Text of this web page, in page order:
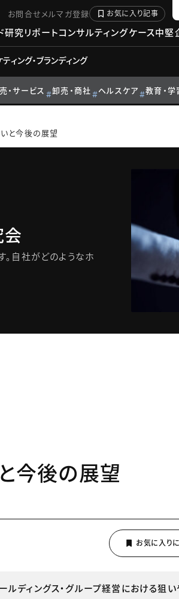
お問合せメルマガ登録 お気に入り記事
研究リポートコンサルティングケース中堅
ィング・ブランディング
・サービス 卸売・商社 ヘルスケア 教育・学
と今後の展望
会
自社がどのようなホ
今後の展望
ルディングス・グループ経営における狙